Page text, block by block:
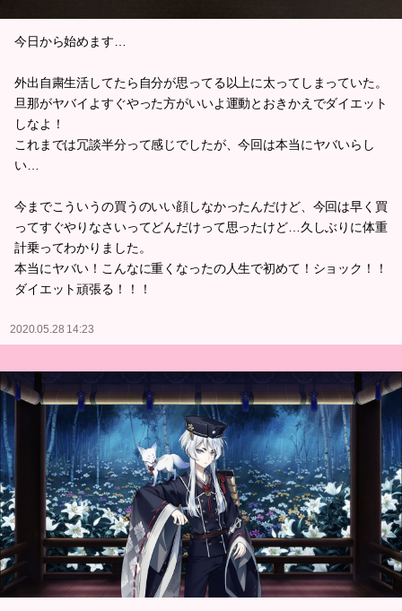
今日から始めます…
外出自粛生活してたら自分が思ってる以上に太ってしまっていた。
旦那がヤバイよすぐやった方がいいよ運動とおきかえでダイエット
しなよ！
これまでは冗談半分って感じでしたが、今回は本当にヤバいらし
い…
今までこういうの買うのいい顔しなかったんだけど、今回は早く買
ってすぐやりなさいってどんだけって思ったけど…久しぶりに体重
計乗ってわかりました。
本当にヤバい！こんなに重くなったの人生で初めて！ショック！！
ダイエット頑張る！！！
2020.05.28 14:23